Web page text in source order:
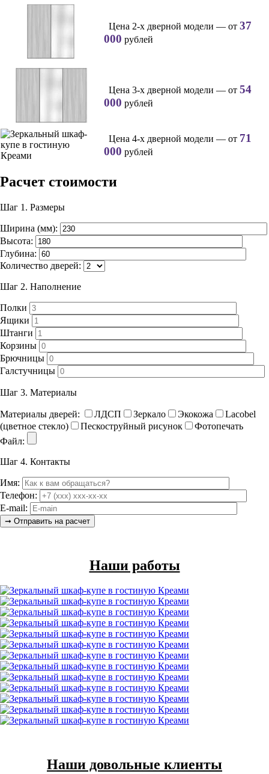
Цена 2-х дверной модели — от 37
000 рублей
Цена 3-х дверной модели — от 54
000 рублей
Цена 4-х дверной модели — от 71
000 рублей
Расчет стоимости
Шаг 1. Размеры
Ширина (мм):
Высота:
Глубина:
Количество дверей:
Шаг 2. Наполнение
Полки
Ящики
Штанги
Корзины
Брючницы
Галстучницы
Шаг 3. Материалы
Материалы дверей: ЛДСП Зеркало Экокожа
Lacobel
(цветное стекло)
Пескоструйный рисунок
Фотопечать
Файл:
Шаг 4. Контакты
Имя:
Телефон:
E-mail:
Наши работы
Наши довольные клиенты